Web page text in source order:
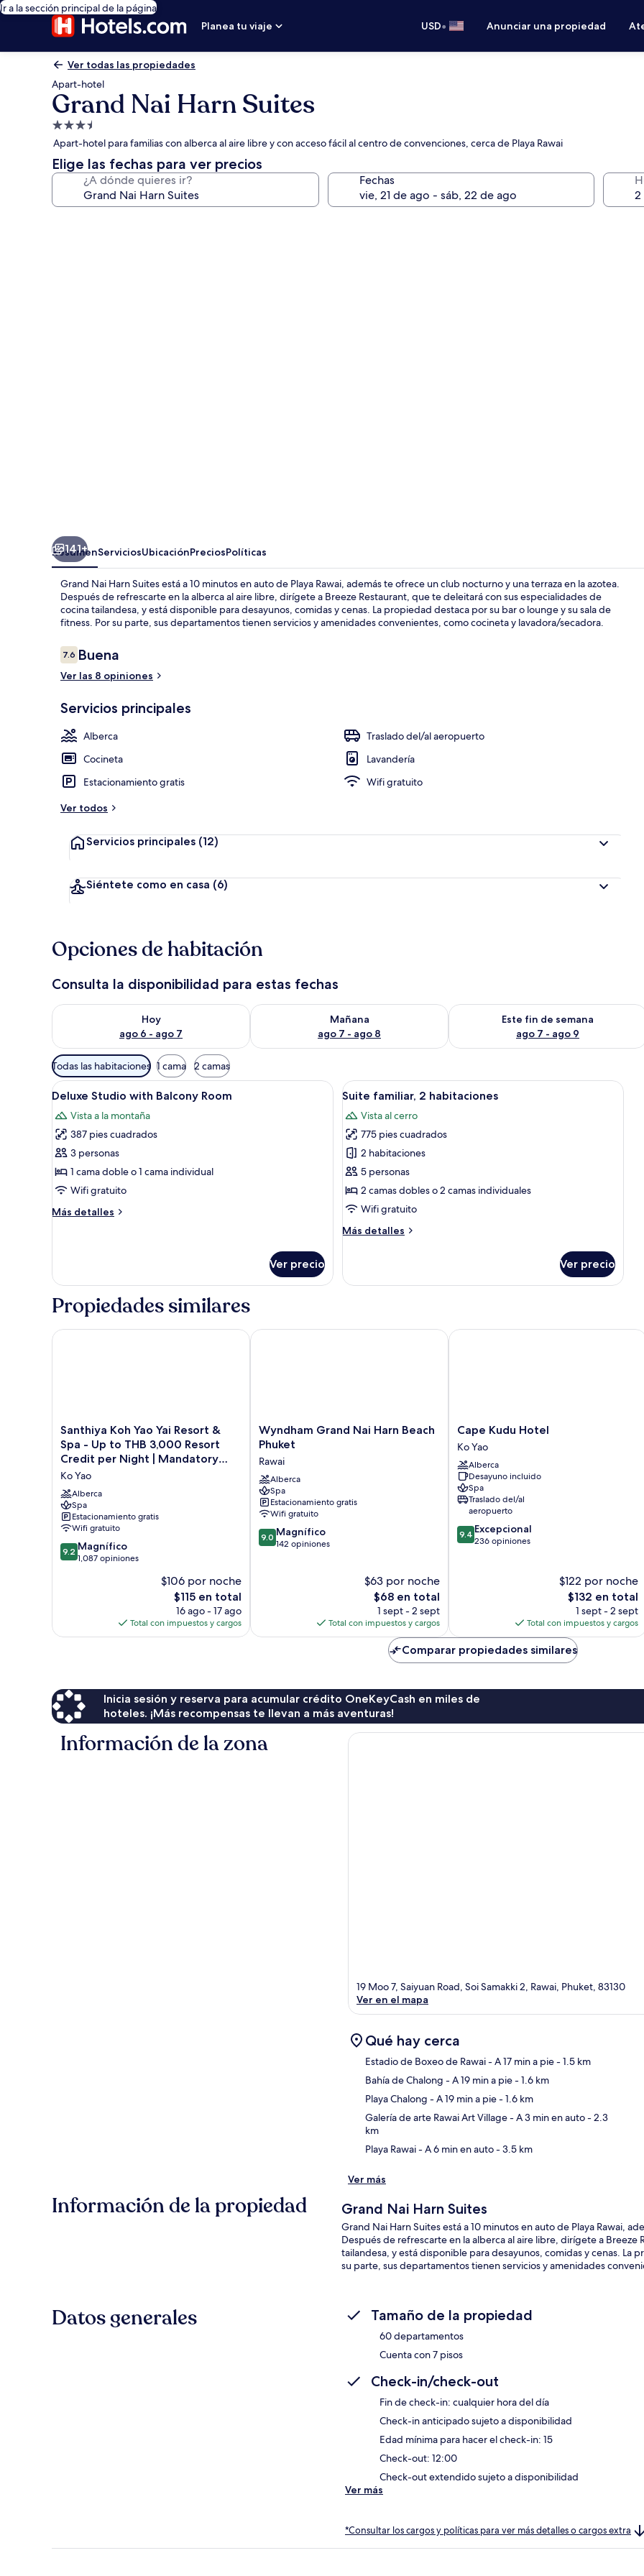
Ir a la sección principal de la página
Planea tu viaje
USD• Anunciar una propiedad
Ver todas las propiedades
Apart-hotel
Grand Nai Harn Suites
Propiedad
de
3.5
estrellas
Apart-hotel para familias con alberca al aire libre y con acceso fácil al centro de convenciones, cerca de Playa Rawai
Elige las fechas para ver precios
¿A dónde quieres ir? Fechas
Sala de fitness
141+
ResumenServiciosUbicaciónPreciosPolíticas
Grand Nai Harn Suites está a 10 minutos en auto de Playa Rawai, además te ofrece un club nocturno y una terraza en la azotea.
Después de refrescarte en la alberca al aire libre, dirígete a Breeze Restaurant, que te deleitará con sus especialidades de
cocina tailandesa, y está disponible para desayunos, comidas y cenas. La propiedad destaca por su bar o lounge y su sala de
fitness. Por su parte, sus departamentos tienen servicios y amenidades convenientes, como cocineta y lavadora/secadora.
Opiniones
7.67.6 de 10,
Buena
Ver las 8 opiniones
Servicios principales
Alberca
Traslado del/al aeropuerto
Cocineta
Lavandería
Estacionamiento gratis
Wifi gratuito
Ver todos
Servicios principales (12)
Siéntete como en casa (6)
Opciones de habitación
Consulta la disponibilidad para estas fechas
Hoy
ago 6 - ago 7
Consulta la disponibilidad para hoy ago 6 - ago 7
Mañana
ago 7 - ago 8
Consulta la disponibilidad para mañana ago 7 - ago 8
Este fin de semana
ago 7 - ago 9
Consulta la disponibilidad para este
Filtros
disponibles
para
habitaciones
Todas las habitaciones 1 cama 2 camas
Abrir
todas
las
fotos
de
Deluxe
Studio
Balcony
Una cocina moderna con armarios de madera, encimera negra y vistas a un balcón con sillas verdes.
14
Deluxe Studio with Balcony Room
Vista a la montaña
387 pies cuadrados
3 personas
1 cama doble o 1 cama individual
Wifi gratuito
Más detalles
Más
with
Balcony
Room
Ver precio
Abrir
todas
las
fotos
de
Suite
familiar,
2
habitaciones
Habitación de hotel con balcón,
18
Suite familiar, 2 habitaciones
Vista al cerro
775 pies cuadrados
2 habitaciones
5 personas
2 camas dobles o 2 camas individuales
Wifi gratuito
Más detalles
Más
familiar,
Ver precio
Propiedades similares
Santhiya
Koh
Yao
Yai
Resort
&
Spa
-
Up
to
THB
|
from
Ao
Po,
Phuket
Ko
Yao
Santhiya Koh Yao Yai Resort &
Spa - Up to THB 3,000 Resort
Credit per Night | Mandatory
Shared Speedboat from Ao Po,
Phuket
Ko Yao
Alberca
Spa
Estacionamiento gratis
Wifi gratuito
9.2
de
9.2 Magnífico
1,087 opiniones
$106 por noche
El
precio
actual
es
$115 en total
16 ago - 17 ago
Total con impuestos y cargos
Santhiya Koh Yao Yai Resort & Spa - Up to THB 3,000 Resort Credit per Night | Mandatory Shared Speedboat
Wyndham
Grand
Harn
Beach
Phuket
Rawai
Wyndham Grand Nai Harn Beach
Phuket
Rawai
Alberca
Spa
Estacionamiento gratis
Wifi gratuito
9.0
de
9.0 Magnífico
142 opiniones
$63 por noche
El
precio
actual
es
$68
$68 en total
1 sept - 2 sept
Total con impuestos y cargos
Wyndham Grand Nai Harn Beach Phuket
Cape
Kudu
Hotel
Ko
Yao
Cape Kudu Hotel
Ko Yao
Alberca
Desayuno incluido
Spa
Traslado del/al
aeropuerto
9.4
de
9.4 Excepcional
236 opiniones
$122 por noche
El
precio
actual
es
de
$132
$132 en total
1 sept - 2 sept
Total con impuestos y cargos
Cape Kudu Hotel
Comparar propiedades similares
Inicia sesión y reserva para acumular crédito OneKeyCash en miles de
hoteles. ¡Más recompensas te llevan a más aventuras!
Información de la zona
19 Moo 7, Saiyuan Road, Soi Samakki 2, Rawai, Phuket, 83130
Ver en el mapa
Qué hay cerca
Estadio de Boxeo de Rawai- A 17 min a pie- 1.5 km
Bahía de Chalong - A 19 min a pie- 1.6 km
Playa Chalong - A 19 min a pie- 1.6 km
Galería de arte Rawai Art Village- A 3 min en auto- 2.3
km
Playa Rawai- A 6 min en auto- 3.5 km
Ver más
Información de la propiedad Grand Nai Harn Suites
Grand Nai Harn Suites está a 10 minutos en auto de Playa Rawai,
Después de refrescarte en la alberca al aire libre, dirígete a
tailandesa, y está disponible para desayunos, comidas y cenas. La
su parte, sus departamentos tienen servicios y amenidades
Datos generales Tamaño de la propiedad
60 departamentos
Cuenta con 7 pisos
Check-in/check-out
Fin de check-in: cualquier hora del día
Check-in anticipado sujeto a disponibilidad
Edad mínima para hacer el check-in: 15
Check-out: 12:00
Check-out extendido sujeto a disponibilidad
Ver más
*Consultar los cargos y políticas para ver más detalles o cargos extra